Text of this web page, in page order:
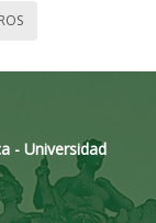
- Universidad